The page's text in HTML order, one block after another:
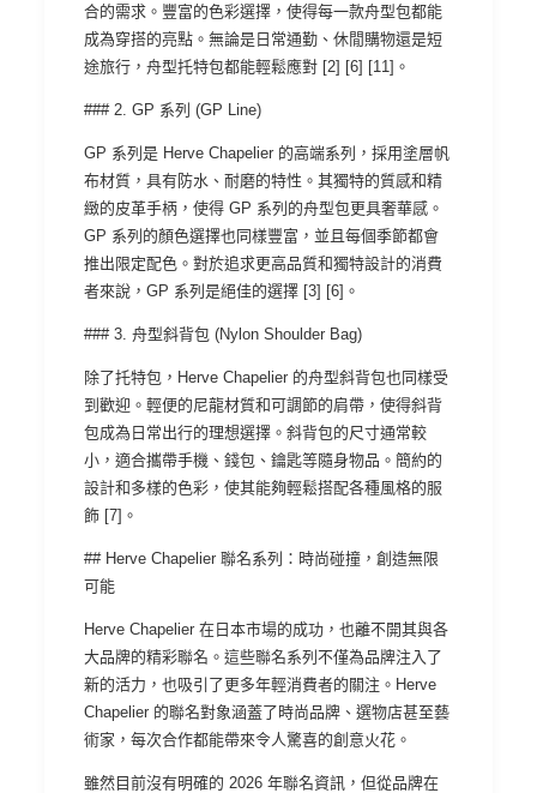
合的需求。豐富的色彩選擇，使得每一款舟型包都能
成為穿搭的亮點。無論是日常通勤、休閒購物還是短
途旅行，舟型托特包都能輕鬆應對 [2] [6] [11]。
### 2. GP 系列 (GP Line)
GP 系列是 Herve Chapelier 的高端系列，採用塗層帆
布材質，具有防水、耐磨的特性。其獨特的質感和精
緻的皮革手柄，使得 GP 系列的舟型包更具奢華感。
GP 系列的顏色選擇也同樣豐富，並且每個季節都會
推出限定配色。對於追求更高品質和獨特設計的消費
者來說，GP 系列是絕佳的選擇 [3] [6]。
### 3. 舟型斜背包 (Nylon Shoulder Bag)
除了托特包，Herve Chapelier 的舟型斜背包也同樣受
到歡迎。輕便的尼龍材質和可調節的肩帶，使得斜背
包成為日常出行的理想選擇。斜背包的尺寸通常較
小，適合攜帶手機、錢包、鑰匙等隨身物品。簡約的
設計和多樣的色彩，使其能夠輕鬆搭配各種風格的服
飾 [7]。
## Herve Chapelier 聯名系列：時尚碰撞，創造無限
可能
Herve Chapelier 在日本市場的成功，也離不開其與各
大品牌的精彩聯名。這些聯名系列不僅為品牌注入了
新的活力，也吸引了更多年輕消費者的關注。Herve
Chapelier 的聯名對象涵蓋了時尚品牌、選物店甚至藝
術家，每次合作都能帶來令人驚喜的創意火花。
雖然目前沒有明確的 2026 年聯名資訊，但從品牌在